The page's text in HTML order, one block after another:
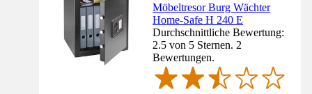
Möbeltresor Burg Wächter
Home-Safe H 240 E
Durchschnittliche Bewertung:
2.5 von 5 Sternen. 2
Bewertungen.